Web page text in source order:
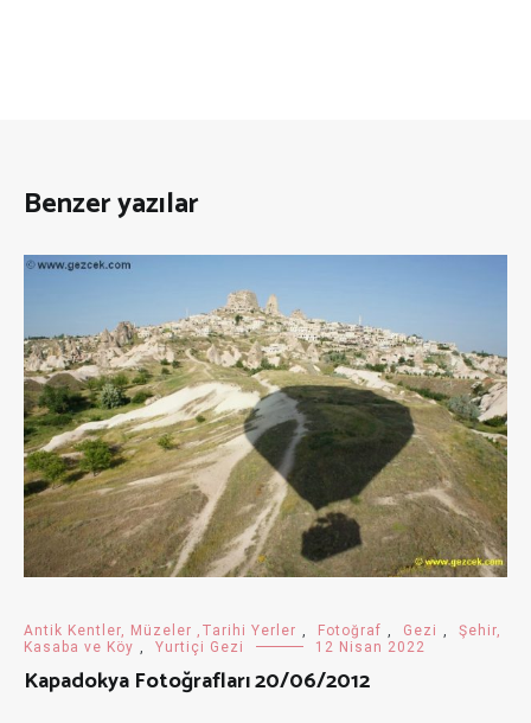
Benzer yazılar
Antik Kentler, Müzeler ,Tarihi Yerler Fotoğraf Gezi
Şehir,
Kasaba ve Köy
Yurtiçi Gezi 12 Nisan 2022
Kapadokya Fotoğrafları 20/06/2012